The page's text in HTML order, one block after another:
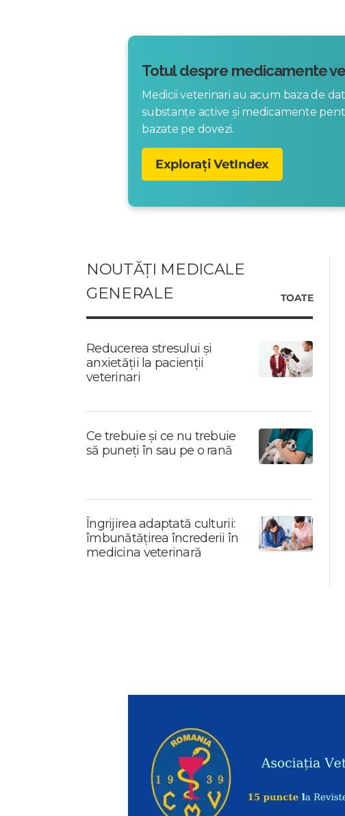
Totul despre medicamente
Medicii veterinari au acum baza de
substanțe active și medicamente
bazate pe dovezi.
Explorați VetIndex
NOUTĂȚI MEDICALE
GENERALE
TOATE
Reducerea stresului și
anxietății la pacienții
veterinari
Ce trebuie și ce nu trebuie
să puneți în sau pe o rană
Îngrijirea adaptată culturii:
îmbunătățirea încrederii în
medicina veterinară